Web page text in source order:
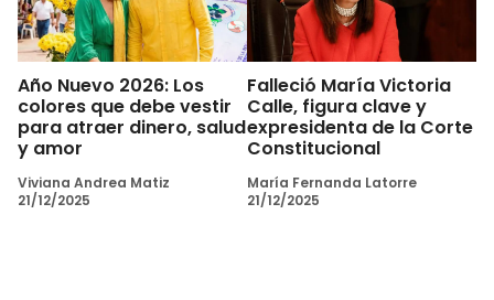
Año Nuevo 2026: Los
colores que debe vestir
para atraer dinero, salud
y amor
Viviana Andrea Matiz
21/12/2025
Falleció María Victoria
Calle, figura clave y
expresidenta de la Corte
Constitucional
María Fernanda Latorre
21/12/2025